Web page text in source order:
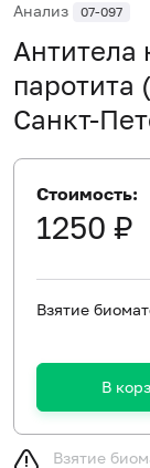
Анализ 07-097
Антитела
паротита
Санкт-
Стоимость:
1250 ₽
Взятие
В
Взятие